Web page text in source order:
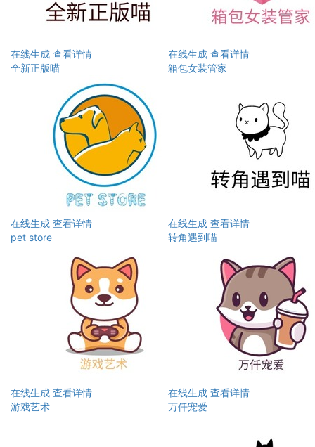
在线生成 查看详情
全新正版喵
在线生成 查看详情
箱包女装管家
在线生成 查看详情
pet store
在线生成 查看详情
转角遇到喵
在线生成 查看详情
游戏艺术
在线生成 查看详情
万仟宠爱